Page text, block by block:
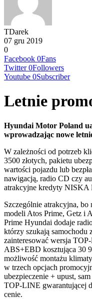
TDarek
07 gru 2019
0
Facebook 0Fans
Twitter 0Followers
Youtube 0Subscriber
Letnie
Hyundai Motor Poland
wprowadzając nowe
W zależności od potrzeb
3500 złotych, pakietu
wartości pojazdu lub
nawigacją, radio CD czy
atrakcyjne kredyty NISKA
Szczególnie atrakcyjna,
modeli Atos Prime, Getz i
Prime Hyundai dodaje
którzy szukają samochodu
zainteresować wersja
ABS+EBD kosztująca 30
możliwość montażu
w trzech opcjach
ubezpieczenie + upust,
TOP-LINE gwarantującej
cenie.